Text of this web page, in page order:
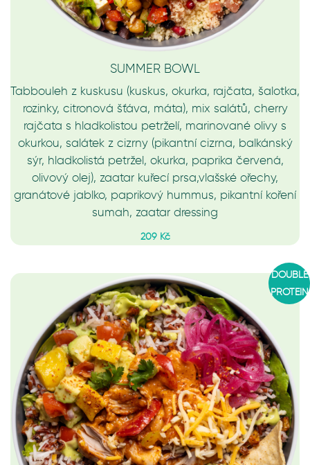
SUMMER BOWL
Tabbouleh z kuskusu (kuskus, okurka, rajčata, šalotka,
rozinky, citronová šťáva, máta), mix salátů, cherry
rajčata s hladkolistou petrželí, marinované olivy s
okurkou, salátek z cizrny (pikantní cizrna, balkánský
sýr, hladkolistá petržel, okurka, paprika červená,
olivový olej), zaatar kuřecí prsa,vlašské ořechy,
granátové jablko, paprikový hummus, pikantní koření
sumah, zaatar dressing
209 Kč
DOUBLE
PROTEIN